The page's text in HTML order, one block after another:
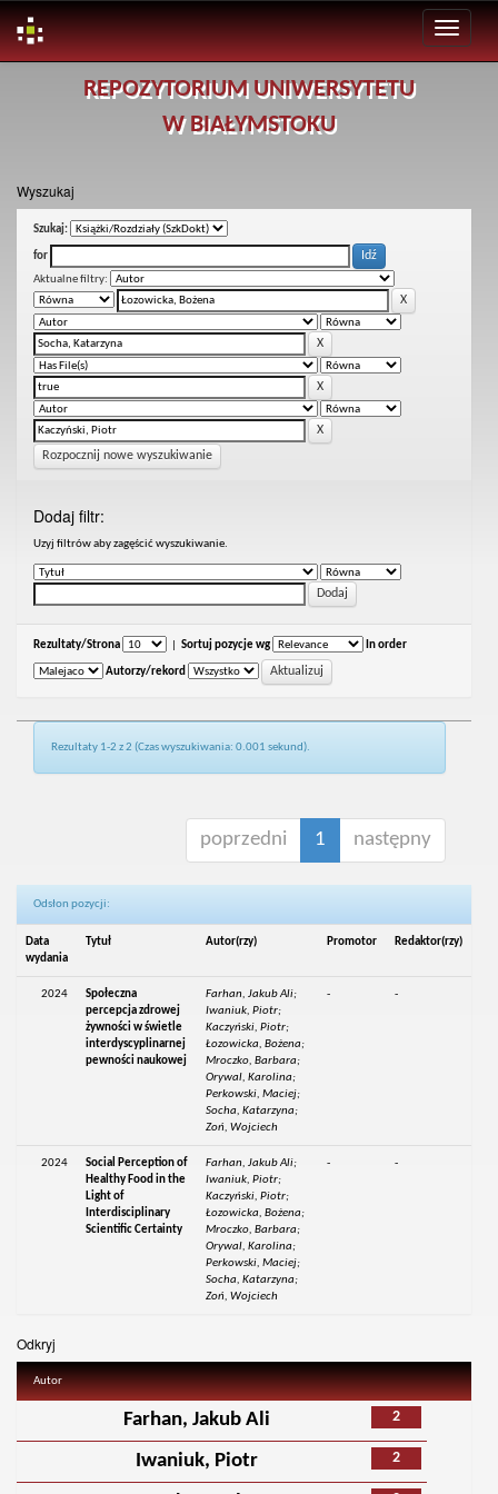
REPOZYTORIUM UNIWERSYTETU
W BIAŁYMSTOKU
Wyszukaj
Szukaj:
for
Aktualne filtry:
Rozpocznij nowe wyszukiwanie
Dodaj filtr:
Uzyj filtrów aby zagęścić wyszukiwanie.
Rezultaty/Strona Sortuj pozycje wg In order
Autorzy/rekord
Rezultaty 1-2 z 2 (Czas wyszukiwania: 0.001 sekund).
poprzedni 1 następny
Odsłon pozycji:
Data
wydania
Tytuł Autor(rzy) Promotor Redaktor(rzy)
2024
Społeczna
percepcja zdrowej
żywności w świetle
interdyscyplinarnej
pewności naukowej
Farhan, Jakub Ali;
Iwaniuk, Piotr;
Kaczyński, Piotr;
Łozowicka, Bożena;
Mroczko, Barbara;
Orywal, Karolina;
Perkowski, Maciej;
Socha, Katarzyna;
Zoń, Wojciech
- -
2024
Social Perception of
Healthy Food in the
Light of
Interdisciplinary
Scientific Certainty
Farhan, Jakub Ali;
Iwaniuk, Piotr;
Kaczyński, Piotr;
Łozowicka, Bożena;
Mroczko, Barbara;
Orywal, Karolina;
Perkowski, Maciej;
Socha, Katarzyna;
Zoń, Wojciech
- -
Odkryj
Autor
2
Farhan, Jakub Ali
2
Iwaniuk, Piotr